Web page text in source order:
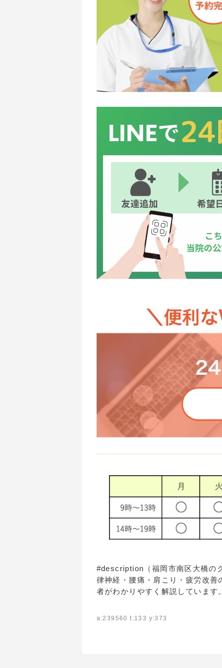
#description（福岡市南区大橋の
律神経・腰痛・肩こり・疲労改
者がわかりやすく解説しています
a:239560 t:133 y:373